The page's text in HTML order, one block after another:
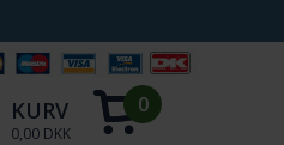
KURV
0,00 DKK
0